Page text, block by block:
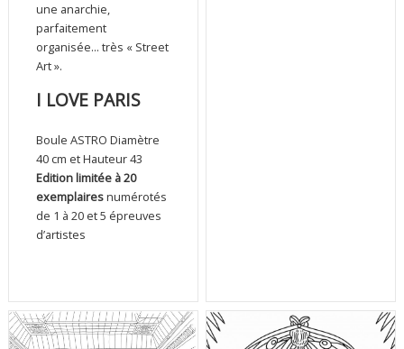
une anarchie,
parfaitement
organisée... très « Street
Art ».
I LOVE PARIS
Boule ASTRO Diamètre
40 cm et Hauteur 43
Edition limitée à 20
exemplairesnumérotés
de 1 à 20 et 5 épreuves
d’artistes